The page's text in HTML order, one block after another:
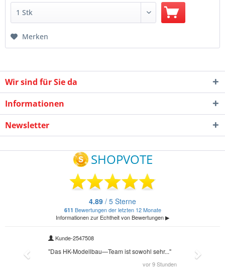
Merken
Wir sind für Sie da
Informationen
Newsletter